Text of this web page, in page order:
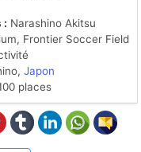
: Narashino Akitsu
Frontier Soccer Field
Japon
places